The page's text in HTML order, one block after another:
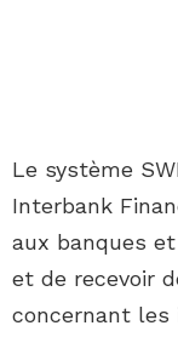
Le système
Interbank
aux banques
et de recevoir
concernant les